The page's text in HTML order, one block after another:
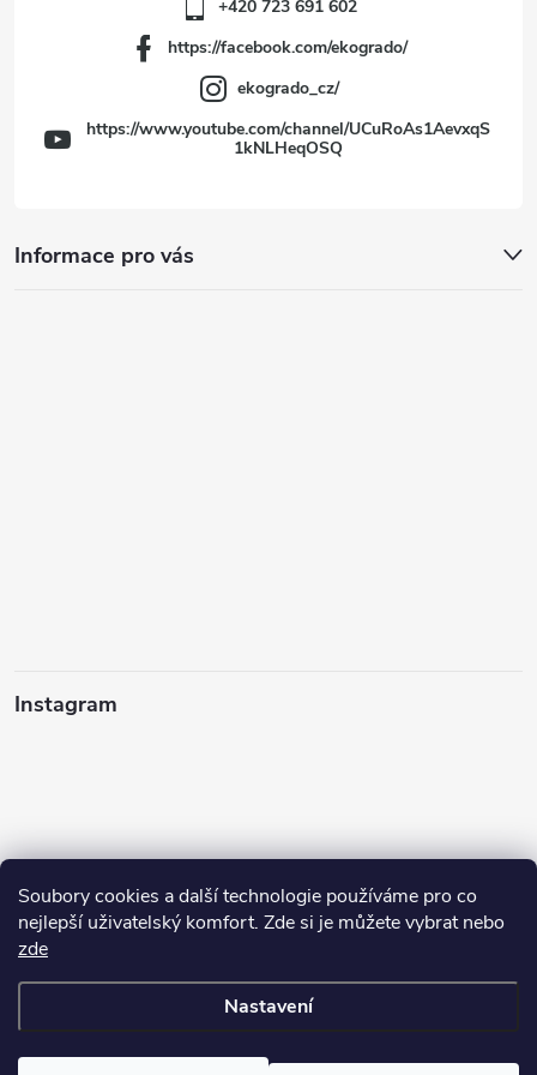
Soubory cookies a další technologie používáme pro co
nejlepší uživatelský komfort. Zde si je můžete vybrat nebo
zde
Nastavení
Informace pro vás
+420 723 691 602
https://facebook.com/ekogrado/
ekogrado_cz/
https://www.youtube.com/channel/UCuRoAs1AevxqS
1kNLHeqOSQ
Instagram
Upravit nastavení cookies